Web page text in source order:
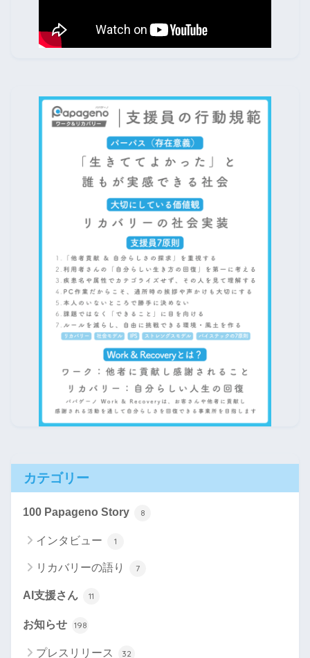
カテゴリー
100 Papageno Story 8
インタビュー 1
リカバリーの語り 7
AI支援さん 11
お知らせ 198
プレスリリース 32